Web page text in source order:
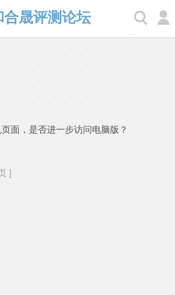
合晟评测论坛
面，是否进一步访问电脑版？
]